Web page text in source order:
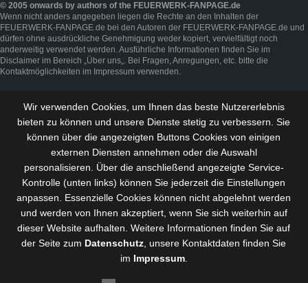
© 2005 onwards by authors of the FEUERWERK-FANPAGE.de
Wenn nicht anders angegeben liegen die Rechte an den Inhalten der
FEUERWERK-FANPAGE.de bei den Autoren der FEUERWERK-FANPAGE.de und
dürfen ohne ausdrückliche Genehmigung weder kopiert, vervielfältigt noch
anderweitig verwendet werden. Ausführliche Informationen finden Sie im
Disclaimer im Bereich „Über uns„. Bei Fragen, Anregungen, etc. bitte die
Kontaktmöglichkeiten im Impressum verwenden.
Wir verwenden Cookies, um Ihnen das beste Nutzererlebnis
bieten zu können und unsere Dienste stetig zu verbessern . Sie
können über die angezeigten Buttons Cookies von einigen
externen Diensten annehmen oder die Auswahl
personalisieren. Über die anschließend angezeigte Service-
Kontrolle (unten links) können Sie jederzeit die Einstellungen
anpassen. Essenzielle Cookies können nicht abgelehnt werden
und werden von Ihnen akzeptiert, wenn Sie sich weiterhin auf
dieser Website aufhalten. Weitere Informationen finden Sie auf
der Seite zum Datenschutz , unsere Kontaktdaten finden Sie
im Impressum.